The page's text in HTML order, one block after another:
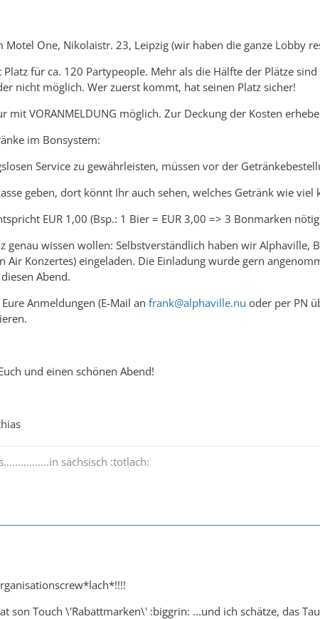
Motel One, Nikolaistr. 23, Leipzig (wir haben die ganze Lobby
Platz für ca. 120 Partypeople. Mehr als die Hälfte der Plätze
nicht möglich. Wer zuerst kommt, hat seinen Platz sicher!
mit VORANMELDUNG möglich. Zur Deckung der Kosten
im Bonsystem:
Service zu gewährleisten, müssen vor der
geben, dort könnt Ihr auch sehen, welches Getränk wie viel
EUR 1,00 (Bsp.: 1 Bier = EUR 3,00 => 3 Bonmarken
genau wissen wollen: Selbstverständlich haben wir Alphaville,
Air Konzertes) eingeladen. Die Einladung wurde gern
Abend.
Anmeldungen (E-Mail an frank@alphaville.nu oder per PN
und einen schönen Abend!
sächsisch :totlach:
son Touch \'Rabattmarken\' :biggrin: ...und ich schätze, das